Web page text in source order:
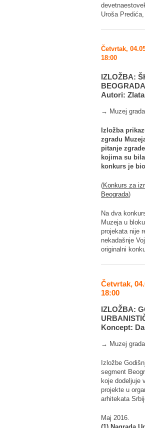
Uroša
Četvrtak,
18:00
IZLOŽBA:
BEOGRADA
Autori:
→ Muzej
Izložba
zgradu
pitanje
kojima su
konkurs je
(Konkurs za
Beograda)
Na dva
Muzeja u
projekata nije
nekadašnje
originalni
Četvrtak,
18:00
IZLOŽBA:
Koncept:
→ Muzej
Izložbe
segment
koje dodeljuje
projekte u
arhitekata
Maj 2016.